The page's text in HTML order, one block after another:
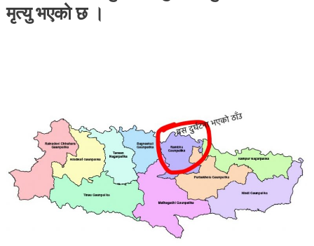
मृत्यु भएको छ ।